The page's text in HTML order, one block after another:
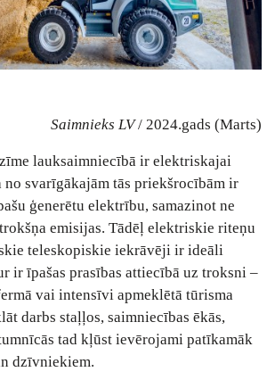
Saimnieks LV/ 2024.gads (Marts)
lauksaimniecībā ir elektriskajai
svarīgākajām tās priekšrocībām ir
ģenerētu elektrību, samazinot ne
emisijas. Tādēļ elektriskie riteņu
teleskopiskie iekrāvēji ir ideāli
ir īpašas prasības attiecībā uz troksni –
vai intensīvi apmeklētā tūrisma
darbs staļļos, saimniecības ēkās,
tad kļūst ievērojami patīkamāk
dzīvniekiem.